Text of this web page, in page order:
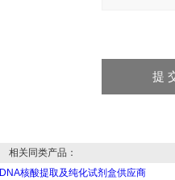
相关同类产品：
DNA核酸提取及纯化试剂盒供应商